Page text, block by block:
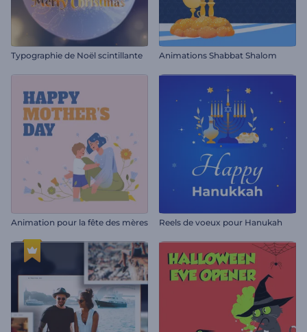
Typographie de Noël scintillante Animations Shabbat Shalom
Animation pour la fête des mères Reels de voeux pour Hanukah